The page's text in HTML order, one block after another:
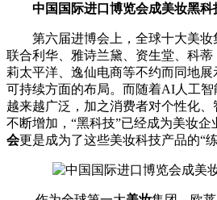
中国国际进口博览会成美妆黑科
第六届进博会上，全球十大美妆
联合利华、雅诗兰黛、资生堂、科
莉太平洋、逸仙电商等不约而同地展
可持续方面的布局。而随着AI人工智
越来越广泛，加之消费者对个性化
不断增加，“黑科技”已经成为美妆企
会更是成为了这些美妆科技产品的“练